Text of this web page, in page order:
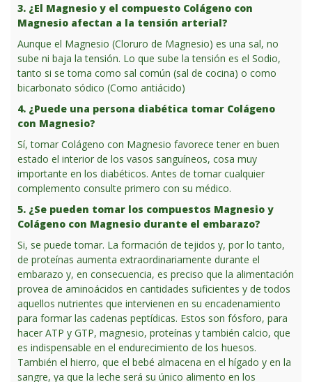
3. ¿El Magnesio y el compuesto Colágeno con
Magnesio afectan a la tensión arterial?
Aunque el Magnesio (Cloruro de Magnesio) es una sal, no
sube ni baja la tensión. Lo que sube la tensión es el Sodio,
tanto si se toma como sal común (sal de cocina) o como
bicarbonato sódico (Como antiácido)
4. ¿Puede una persona diabética tomar Colágeno
con Magnesio?
Sí, tomar Colágeno con Magnesio favorece tener en buen
estado el interior de los vasos sanguíneos, cosa muy
importante en los diabéticos. Antes de tomar cualquier
complemento consulte primero con su médico.
5. ¿Se pueden tomar los compuestos Magnesio y
Colágeno con Magnesio durante el embarazo?
Si, se puede tomar. La formación de tejidos y, por lo tanto,
de proteínas aumenta extraordinariamente durante el
embarazo y, en consecuencia, es preciso que la alimentación
provea de aminoácidos en cantidades suficientes y de todos
aquellos nutrientes que intervienen en su encadenamiento
para formar las cadenas peptídicas. Estos son fósforo, para
hacer ATP y GTP, magnesio, proteínas y también calcio, que
es indispensable en el endurecimiento de los huesos.
También el hierro, que el bebé almacena en el hígado y en la
sangre, ya que la leche será su único alimento en los